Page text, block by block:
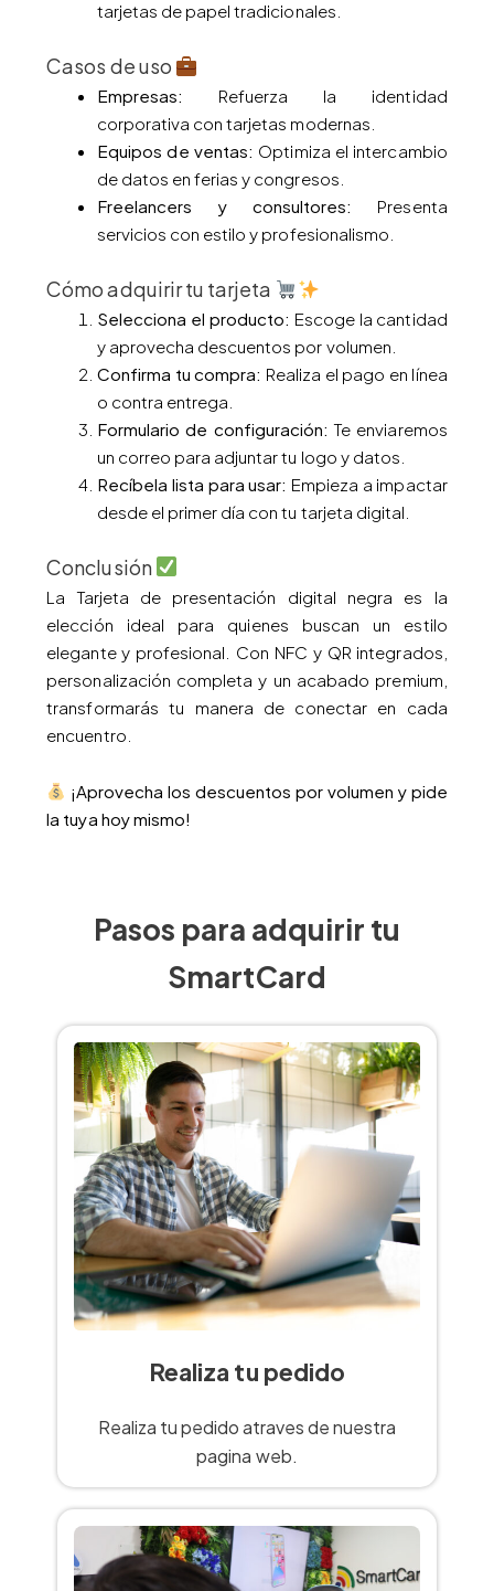
tarjetas de papel tradicionales.
Casos de uso
Empresas:
Refuerza la identidad
corporativa con tarjetas modernas.
Equipos de ventas: Optimiza el intercambio
de datos en ferias y congresos.
Freelancers y consultores:
Presenta
servicios con estilo y profesionalismo.
Cómo adquirir tu tarjeta
Selecciona el producto: Escoge la cantidad
y aprovecha descuentos por volumen.
Confirma tu compra: Realiza el pago en línea
o contra entrega.
Formulario de configuración: Te enviaremos
un correo para adjuntar tu logo y datos.
Recíbela lista para usar: Empieza a impactar
desde el primer día con tu tarjeta digital.
Conclusión
La Tarjeta de presentación digital negra es la
elección ideal para quienes buscan un estilo
elegante y profesional. Con NFC y QR integrados,
personalización completa y un acabado premium,
transformarás tu manera de conectar en cada
encuentro.
¡Aprovecha los descuentos por volumen y pide
la tuya hoy mismo!
Pasos para adquirir tu
SmartCard
Realiza tu pedido
Realiza tu pedido atraves de nuestra
pagina web.